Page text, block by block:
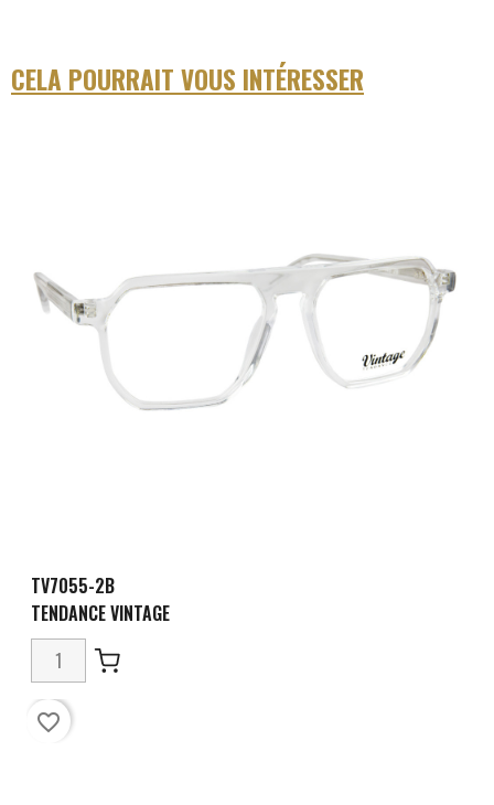
CELA POURRAIT VOUS INTÉRESSER
TV7055-2B
TENDANCE VINTAGE
favorite_border